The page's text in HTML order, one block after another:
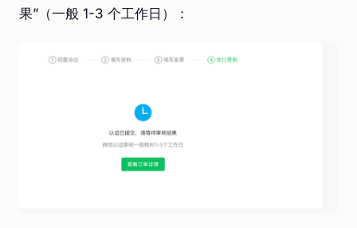
果”（一般 1-3 个工作日）：